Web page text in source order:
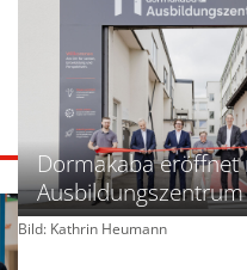
Dormakaba eröffnet
Ausbildungszentrum
Bild: Kathrin Heumann